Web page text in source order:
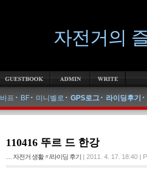
자전거의
바프 BF 미니벨로 GPS로그 라이딩후기
more tags »
110416 뚜르 드 한강
… 자전거 생활〃/라이딩 후기 | 2011. 4. 17. 18:40 |